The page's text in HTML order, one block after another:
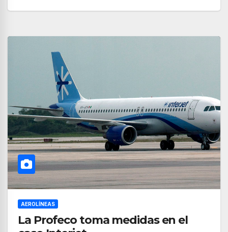
AEROLÍNEAS
La Profeco toma medidas en el